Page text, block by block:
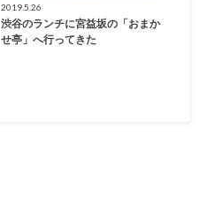
2019.5.26
渋谷のランチに宮益坂の「おまか
せ亭」へ行ってきた